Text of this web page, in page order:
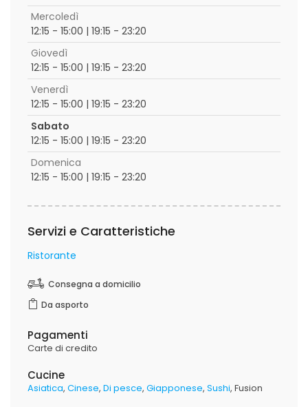
Mercoledì
12:15 - 15:00 | 19:15 - 23:20
Giovedì
12:15 - 15:00 | 19:15 - 23:20
Venerdì
12:15 - 15:00 | 19:15 - 23:20
Sabato
12:15 - 15:00 | 19:15 - 23:20
Domenica
12:15 - 15:00 | 19:15 - 23:20
Servizi e Caratteristiche
Ristorante
Consegna a domicilio
Da asporto
Pagamenti
Carte di credito
Cucine
Asiatica Cinese Di pesce Giapponese Sushi Fusion